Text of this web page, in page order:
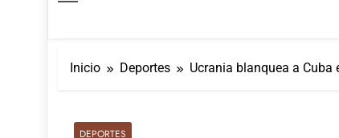
Inicio Deportes Ucrania blanquea a Cuba
DEPORTES